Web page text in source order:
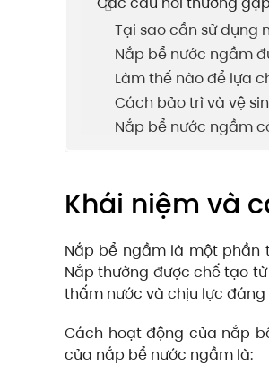
Tại sao cần sử dụng
Nắp bể nước ngầm
Làm thế nào để lựa
Cách bảo trì và vệ
Nắp bể nước ngầm
Khái niệm và
Nắp bể ngầm là một phần
Nắp thường được chế tạo
thấm nước và chịu lực đáng
Cách hoạt động của nắp
của nắp bể nước ngầm là: